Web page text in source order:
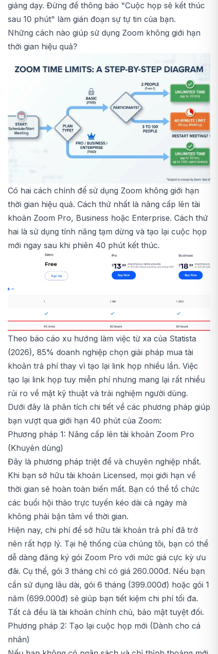
giảng dạy. Đừng để thông báo "Cuộc họp sẽ kết thúc
sau 10 phút" làm gián đoạn sự tự tin của bạn.
Những cách nào giúp sử dụng Zoom không giới hạn
thời gian hiệu quả?
Có hai cách chính để sử dụng Zoom không giới hạn
thời gian hiệu quả. Cách thứ nhất là nâng cấp lên tài
khoản Zoom Pro, Business hoặc Enterprise. Cách thứ
hai là sử dụng tính năng tạm dừng và tạo lại cuộc họp
mới ngay sau khi phiên 40 phút kết thúc.
Theo báo cáo xu hướng làm việc từ xa của Statista
(2026), 85% doanh nghiệp chọn giải pháp mua tài
khoản trả phí thay vì tạo lại link họp nhiều lần. Việc
tạo lại link họp tuy miễn phí nhưng mang lại rất nhiều
rủi ro về mặt kỹ thuật và trải nghiệm người dùng.
Dưới đây là phân tích chi tiết về các phương pháp giúp
bạn vượt qua giới hạn 40 phút của Zoom:
Phương pháp 1: Nâng cấp lên tài khoản Zoom Pro
(Khuyên dùng)
Đây là phương pháp triệt để và chuyên nghiệp nhất.
Khi bạn sở hữu tài khoản Licensed, mọi giới hạn về
thời gian sẽ hoàn toàn biến mất. Bạn có thể tổ chức
các buổi hội thảo trực tuyến kéo dài cả ngày mà
không phải bận tâm về thời gian.
Hiện nay, chi phí để sở hữu tài khoản trả phí đã trở
nên rất hợp lý. Tại hệ thống của chúng tôi, bạn có thể
dễ dàng đăng ký gói Zoom Pro với mức giá cực kỳ ưu
đãi. Cụ thể, gói 3 tháng chỉ có giá 260.000đ. Nếu bạn
cần sử dụng lâu dài, gói 6 tháng (399.000đ) hoặc gói 1
năm (699.000đ) sẽ giúp bạn tiết kiệm chi phí tối đa.
Tất cả đều là tài khoản chính chủ, bảo mật tuyệt đối.
Phương pháp 2: Tạo lại cuộc họp mới (Dành cho cá
nhân)